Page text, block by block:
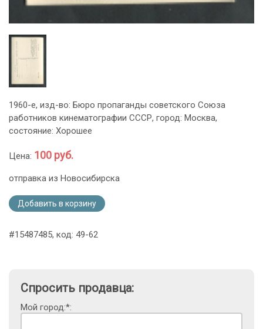
1960-е, изд-во: Бюро пропаганды советского Союза
работников кинематографии СССР, город: Москва,
состояние: Хорошее
Цена: 100 руб.
отправка из Новосибирска
Добавить в корзину
#15487485, код: 49-62
Спросить продавца:
Мой город:*: